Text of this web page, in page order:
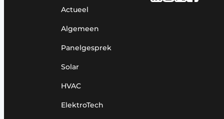
Actueel
Algemeen
Panelgesprek
Solar
HVAC
ElektroTech